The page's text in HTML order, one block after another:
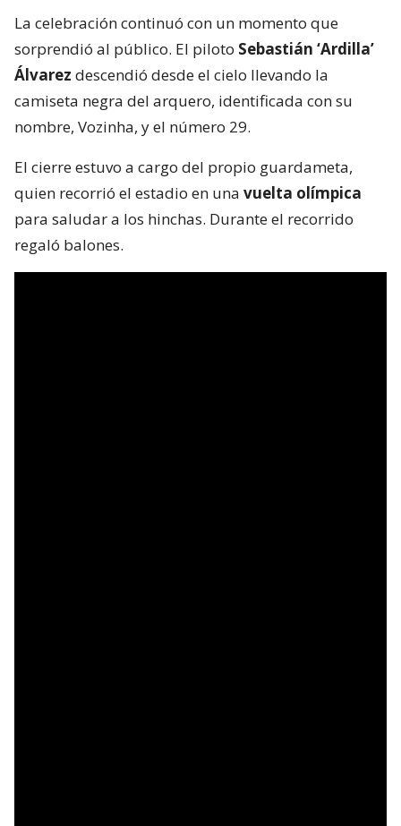
La celebración continuó con un momento que
sorprendió al público. El piloto Sebastián ‘Ardilla’
Álvarez descendió desde el cielo llevando la
camiseta negra del arquero, identificada con su
nombre, Vozinha, y el número 29.
El cierre estuvo a cargo del propio guardameta,
quien recorrió el estadio en una vuelta olímpica
para saludar a los hinchas. Durante el recorrido
regaló balones.